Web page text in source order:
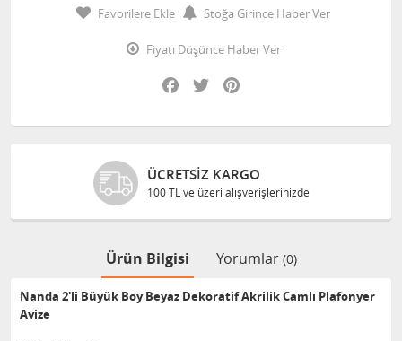
Favorilere Ekle Stoğa Girince Haber Ver
Fiyatı Düşünce Haber Ver
Facebook
Twitter
ÜCRETSIZ KARGO
100 TL ve üzeri alışverişlerinizde
Ürün Bilgisi Yorumlar (0)
Nanda 2'li Büyük Boy Beyaz Dekoratif Akrilik Camlı Plafonyer
Avize